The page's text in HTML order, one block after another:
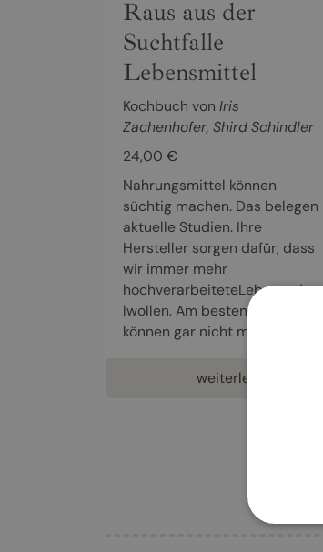
Raus aus der
Suchtfalle
Lebensmittel
Kochbuch von Iris
Zachenhofer, Shird Schindler
24,00 €
Nahrungsmittel können
süchtig machen. Das belegen
aktuelle Studien. Ihre
Hersteller sorgen dafür, dass
wir immer mehr
hochverarbeiteteLebensmitte
lwollen. Am besten, wir
können gar nicht mehr zu...
weiterlesen